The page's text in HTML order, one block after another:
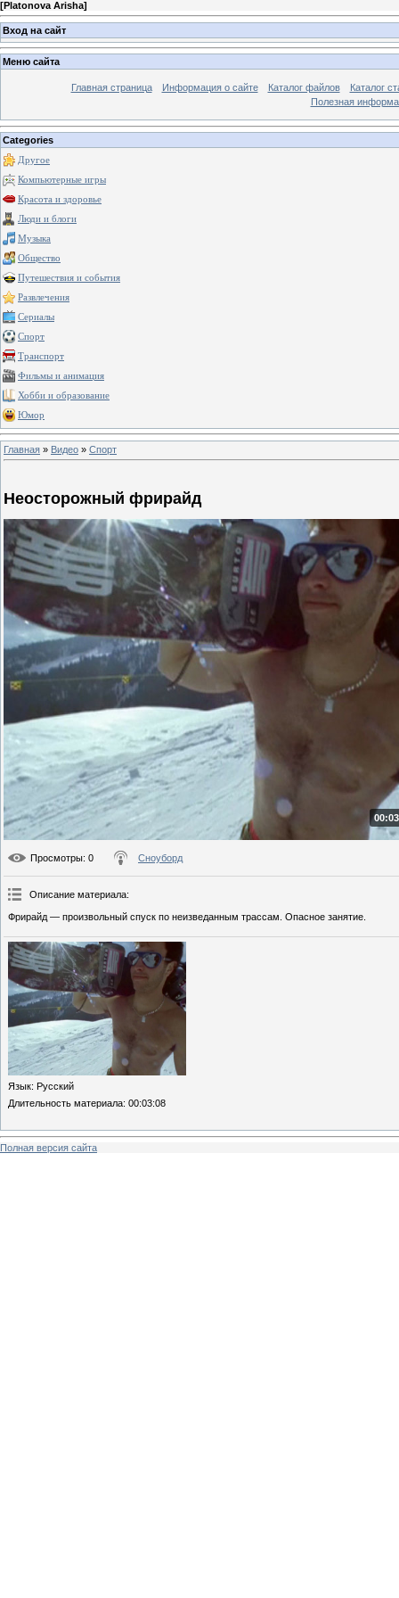
[Platonova Arisha]
Вход на сайт
Меню сайта
Главная страница Информация о сайте Каталог файлов
Каталог
Полезная
Categories
Другое
Компьютерные игры
Красота и здоровье
Люди и блоги
Музыка
Общество
Путешествия и события
Развлечения
Сериалы
Спорт
Транспорт
Фильмы и анимация
Хобби и образование
Юмор
Главная » Видео » Спорт
Неосторожный фрирайд
Просмотры: 0 Сноуборд
Описание материала:
Фрирайд — произвольный спуск по неизведанным трассам. Опасное занятие.
Язык: Русский
Длительность материала: 00:03:08
Полная версия сайта